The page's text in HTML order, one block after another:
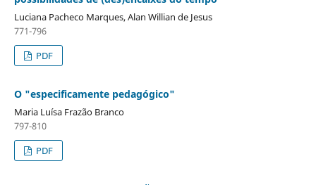
Luciana Pacheco Marques, Alan Willian de Jesus
771-796
PDF
O "especificamente pedagógico"
Maria Luísa Frazão Branco
797-810
PDF